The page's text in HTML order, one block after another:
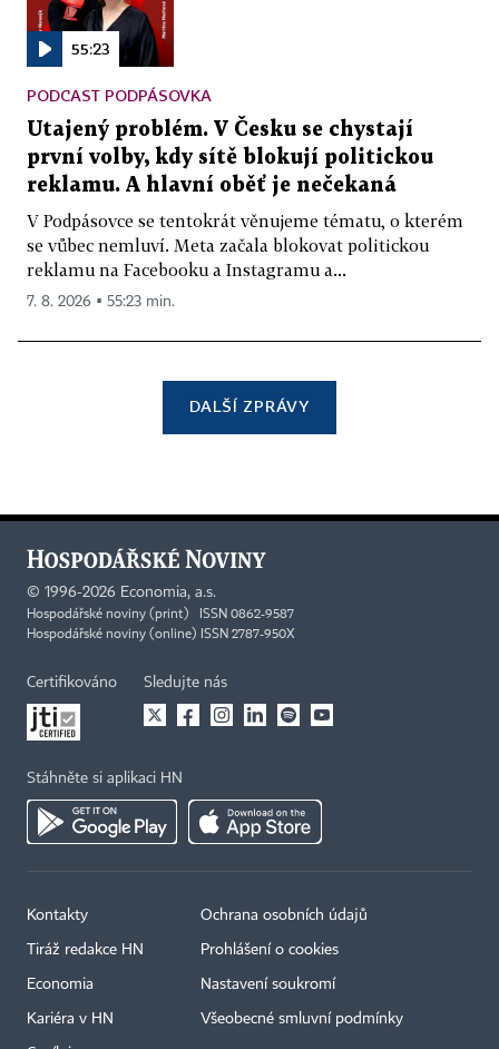
55:23
PODCAST PODPÁSOVKA
Utajený problém. V Česku se chystají
první volby, kdy sítě blokují politickou
reklamu. A hlavní oběť je nečekaná
V Podpásovce se tentokrát věnujeme tématu, o kterém
se vůbec nemluví. Meta začala blokovat politickou
reklamu na Facebooku a Instagramu a...
7. 8. 2026 ▪ 55:23 min.
DALŠÍ ZPRÁVY
© 1996-2026 Economia, a.s.
Hospodářské noviny (print) ISSN 0862-9587
Hospodářské noviny (online) ISSN 2787-950X
Certifikováno Sledujte nás
Stáhněte si aplikaci HN
Kontakty
Tiráž redakce HN
Economia
Kariéra v HN
Ochrana osobních údajů
Prohlášení o cookies
Nastavení soukromí
Všeobecné smluvní podmínky